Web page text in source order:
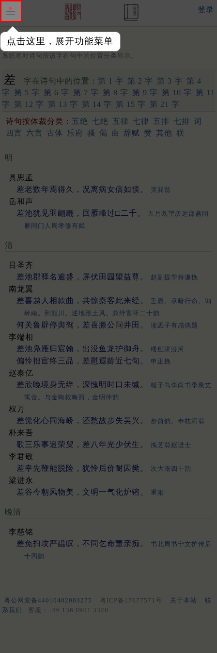
点击这里，展开功能菜单
登录
字：
系统将对诗句按该字在句中的位置分类显示。
差 字在诗句中的位置： 第 1 字 第 2 字 第 3 字
第 4
字
第 5 字 第 6 字 第 7 字 第 8 字 第 9 字 第 10 字
第 11
字
第 12 字 第 13 字 第 14 字 第 15 字 第 21 字
诗句按体裁分类： 五绝 七绝 五律 七律 五排 七排 词
四言
六言 古体 乐府 骚 偈 曲 辞赋 赞 其他 联
明
具思孟
差老数年焉得久，况离病女倍如惔。
哭巽翁
岳和声
差池犹见羽翩翩，回雁峰过□二千。
五月既望庆远郡斋闻
雁同门人周孝修有赋
清
吕圣齐
差池郡驿名逾盛，屏伏田园望益尊。
赵副提学持谦挽
南龙翼
差喜越人相款曲，共惊秦客此来经。
壬辰。承暗行命。询
岭南。到熊川。述地形土风。兼纾客怀二十韵
何关鲁辟停舆驾，差喜滕公问井田。 读孟子有感偶题
李端相
差池凫雁归宸翰，出没鱼龙护御舟。
楼舡济汾河
偏怜拙宦终三品，差慰遐龄近七旬。 申正挽
赵泰亿
差欣晚境身无绊，深愧明时口未缄。
楮子岛李尚书季泉丈
寓舍。与金晦叔晦而，金明仲韵
权万
差觉化心同海峤，还愁故步失吴兴。
步前韵。奉枕涧翁
朴来吾
歌三乐事追荣叟，差八年光少伏生。
挽芝翁赵进士
李君敬
差幸先鞭能脱险，犹怜后价耐囚樊。
次大雨四十韵
梁进永
差谷今朝风物美，文明一气化炉镕。
重阳
晚清
李慈铭
差免扫坟严媪叹，不同乞命董亲痴。
书北周书宁文护传后
十四韵
粤公网安备44010402003275 粤ICP备17077571号 关于本站
联
系我们
客服：+86 136 0901 3320